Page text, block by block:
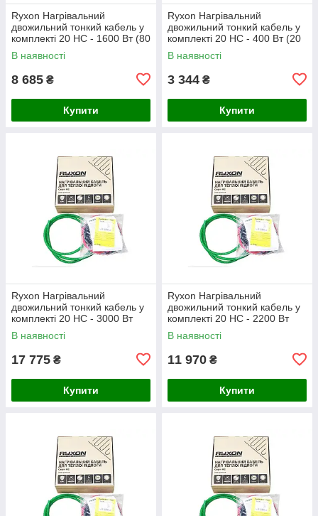
Ryxon Нагрівальний
двожильний тонкий кабель у
комплекті 20 HC - 1600 Вт (80
м)
В наявності
8 685 ₴
Купити
Ryxon Нагрівальний
двожильний тонкий кабель у
комплекті 20 HC - 400 Вт (20
м)
В наявності
3 344 ₴
Купити
Ryxon Нагрівальний
двожильний тонкий кабель у
комплекті 20 HC - 3000 Вт
(150 м)
В наявності
17 775 ₴
Купити
Ryxon Нагрівальний
двожильний тонкий кабель у
комплекті 20 HC - 2200 Вт
(110 м)
В наявності
11 970 ₴
Купити